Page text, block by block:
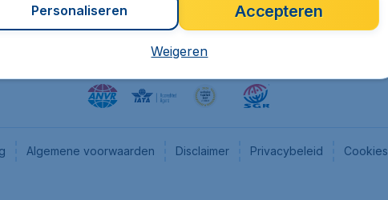
Algemene voorwaarden Disclaimer Privacybeleid Cookies
Accepteren
Personaliseren
Weigeren